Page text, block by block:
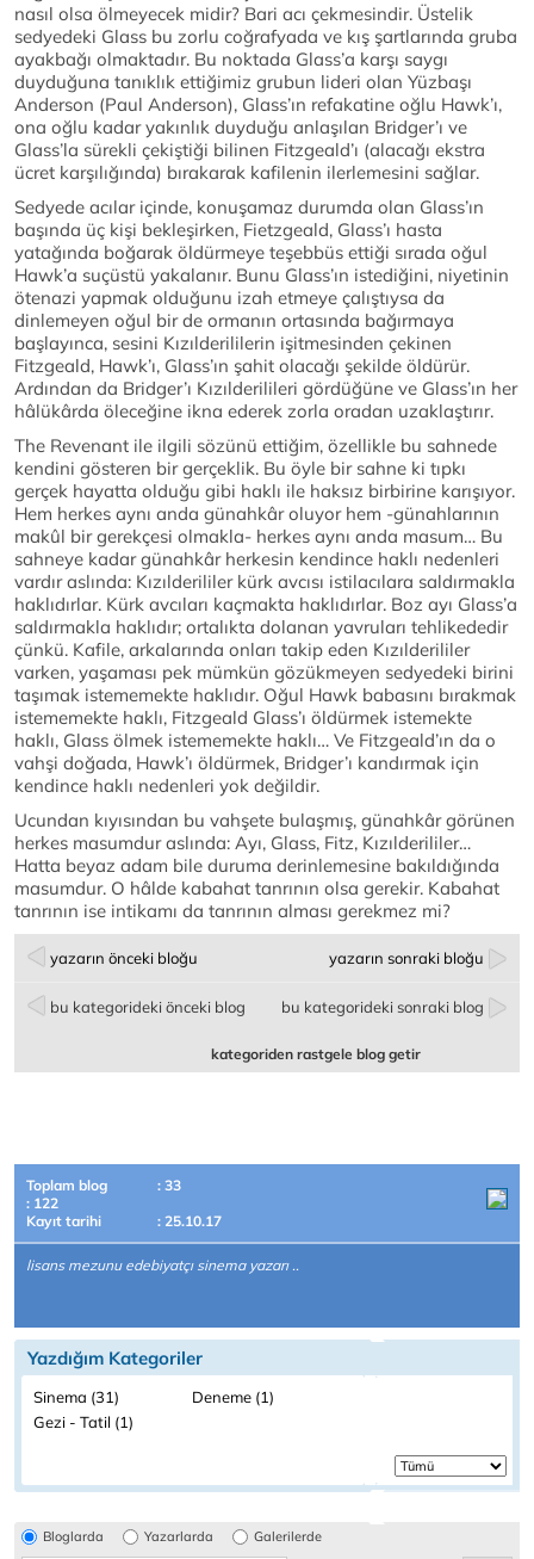
nasıl olsa ölmeyecek midir? Bari acı çekmesindir. Üstelik
sedyedeki Glass bu zorlu coğrafyada ve kış şartlarında gruba
ayakbağı olmaktadır. Bu noktada Glass’a karşı saygı
duyduğuna tanıklık ettiğimiz grubun lideri olan Yüzbaşı
Anderson (Paul Anderson), Glass’ın refakatine oğlu Hawk’ı,
ona oğlu kadar yakınlık duyduğu anlaşılan Bridger’ı ve
Glass’la sürekli çekiştiği bilinen Fitzgeald’ı (alacağı ekstra
ücret karşılığında) bırakarak kafilenin ilerlemesini sağlar.
Sedyede acılar içinde, konuşamaz durumda olan Glass’ın
başında üç kişi bekleşirken, Fietzgeald, Glass’ı hasta
yatağında boğarak öldürmeye teşebbüs ettiği sırada oğul
Hawk’a suçüstü yakalanır. Bunu Glass’ın istediğini, niyetinin
ötenazi yapmak olduğunu izah etmeye çalıştıysa da
dinlemeyen oğul bir de ormanın ortasında bağırmaya
başlayınca, sesini Kızılderililerin işitmesinden çekinen
Fitzgeald, Hawk’ı, Glass’ın şahit olacağı şekilde öldürür.
Ardından da Bridger’ı Kızılderilileri gördüğüne ve Glass’ın her
hâlükârda öleceğine ikna ederek zorla oradan uzaklaştırır.
The Revenant ile ilgili sözünü ettiğim, özellikle bu sahnede
kendini gösteren bir gerçeklik. Bu öyle bir sahne ki tıpkı
gerçek hayatta olduğu gibi haklı ile haksız birbirine karışıyor.
Hem herkes aynı anda günahkâr oluyor hem -günahlarının
makûl bir gerekçesi olmakla- herkes aynı anda masum… Bu
sahneye kadar günahkâr herkesin kendince haklı nedenleri
vardır aslında: Kızılderililer kürk avcısı istilacılara saldırmakla
haklıdırlar. Kürk avcıları kaçmakta haklıdırlar. Boz ayı Glass’a
saldırmakla haklıdır; ortalıkta dolanan yavruları tehlikededir
çünkü. Kafile, arkalarında onları takip eden Kızılderililer
varken, yaşaması pek mümkün gözükmeyen sedyedeki birini
taşımak istememekte haklıdır. Oğul Hawk babasını bırakmak
istememekte haklı, Fitzgeald Glass’ı öldürmek istemekte
haklı, Glass ölmek istememekte haklı… Ve Fitzgeald’ın da o
vahşi doğada, Hawk’ı öldürmek, Bridger’ı kandırmak için
kendince haklı nedenleri yok değildir.
Ucundan kıyısından bu vahşete bulaşmış, günahkâr görünen
herkes masumdur aslında: Ayı, Glass, Fitz, Kızılderililer…
Hatta beyaz adam bile duruma derinlemesine bakıldığında
masumdur. O hâlde kabahat tanrının olsa gerekir. Kabahat
tanrının ise intikamı da tanrının alması gerekmez mi?
yazarın önceki bloğu yazarın sonraki bloğu
bu kategorideki önceki blog bu kategorideki sonraki blog
kategoriden rastgele blog getir
Toplam blog
: 33
: 122
Kayıt tarihi
: 25.10.17
lisans mezunu edebiyatçı sinema yazarı ..
Yazdığım Kategoriler
Sinema (31)
Deneme (1)
Gezi - Tatil (1)
Bloglarda Yazarlarda Galerilerde